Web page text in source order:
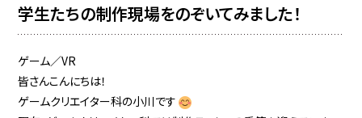
学生たちの制作現場をのぞいてみました！
ゲーム／VR
皆さんこんにちは！
ゲームクリエイター科の小川です